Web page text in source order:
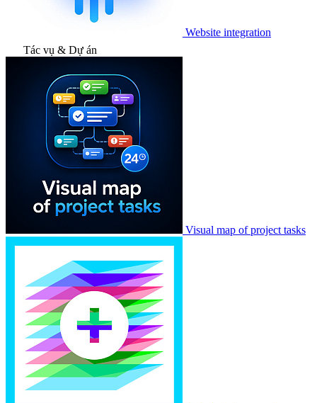
Website integration
Tác vụ & Dự án
Visual map of project tasks